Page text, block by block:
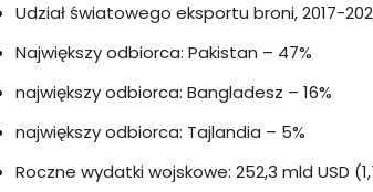
Udział światowego eksportu broni, 2017-
Największy odbiorca: Pakistan – 47%
największy odbiorca: Bangladesz – 16%
największy odbiorca: Tajlandia – 5%
Roczne wydatki wojskowe: 252,3 mld USD